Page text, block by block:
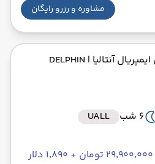
مشاوره و رزرو رایگان
آنتالیا | DELPHIN
6 شب UALL
۲۹٬۹۰۰٬۰۰۰ تومان + ۱٬۸۹۰ دلار